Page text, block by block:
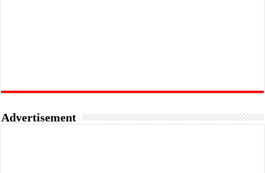
Advertisement